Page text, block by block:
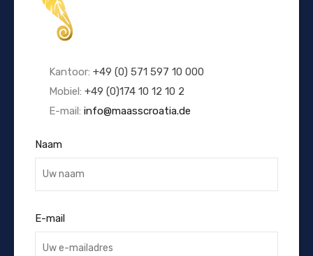
Kantoor: +49 (0) 571 597 10 000
Mobiel: +49 (0)174 10 12 10 2
E-mail: info@maasscroatia.de
Naam
E-mail